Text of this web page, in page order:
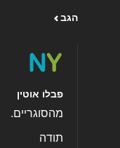
הגב
פבלו אוטין
מהסוגריים.
תודה